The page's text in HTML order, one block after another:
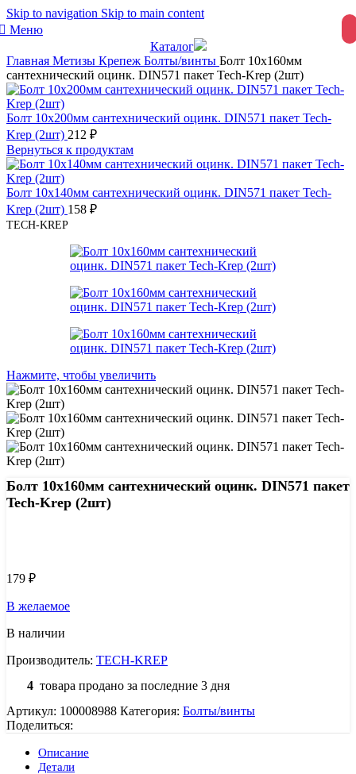
Skip to navigation Skip to main content
Меню
Каталог
Главная Метизы Крепеж Болты/винты Болт 10х160мм
сантехнический оцинк. DIN571 пакет Tech-Krep (2шт)
Болт 10х200мм сантехнический оцинк. DIN571 пакет Tech-
Krep (2шт) 212 ₽
Вернуться к продуктам
Болт 10х140мм сантехнический оцинк. DIN571 пакет Tech-
Krep (2шт) 158 ₽
TECH-KREP
Нажмите, чтобы увеличить
Болт 10х160мм сантехнический оцинк. DIN571 пакет
Tech-Krep (2шт)
179 ₽
В желаемое
В наличии
Производитель: TECH-KREP
4 товара продано за последние 3 дня
Артикул: 100008988 Категория: Болты/винты
Поделиться:
Описание
Детали